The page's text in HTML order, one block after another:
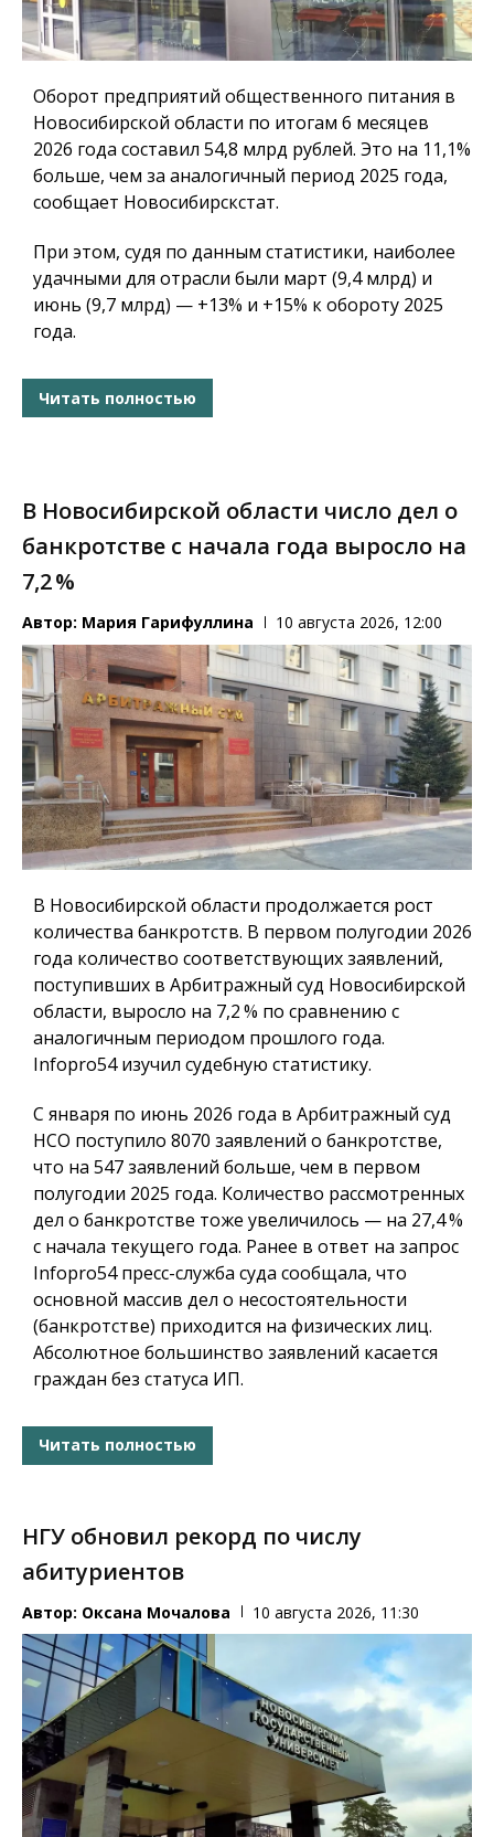
Оборот предприятий общественного питания в
Новосибирской области по итогам 6 месяцев
2026 года составил 54,8 млрд рублей. Это на 11,1%
больше, чем за аналогичный период 2025 года,
сообщает Новосибирскстат.
При этом, судя по данным статистики, наиболее
удачными для отрасли были март (9,4 млрд) и
июнь (9,7 млрд) — +13% и +15% к обороту 2025
года.
Читать полностью
В Новосибирской области число дел о
банкротстве с начала года выросло на
7,2 %
Автор: Мария Гарифуллина 10 августа 2026, 12:00
В Новосибирской области продолжается рост
количества банкротств. В первом полугодии 2026
года количество соответствующих заявлений,
поступивших в Арбитражный суд Новосибирской
области, выросло на 7,2 % по сравнению с
аналогичным периодом прошлого года.
Infopro54изучил судебную статистику.
С января по июнь 2026 года в Арбитражный суд
НСО поступило 8070 заявлений о банкротстве,
что на 547 заявлений больше, чем в первом
полугодии 2025 года. Количество рассмотренных
дел о банкротстве тоже увеличилось — на 27,4 %
с начала текущего года. Ранее в ответ на запрос
Infopro54 пресс-служба суда сообщала, что
основной массив дел о несостоятельности
(банкротстве) приходится на физических лиц.
Абсолютное большинство заявлений касается
граждан без статуса ИП.
Читать полностью
НГУ обновил рекорд по числу
абитуриентов
Автор: Оксана Мочалова 10 августа 2026, 11:30